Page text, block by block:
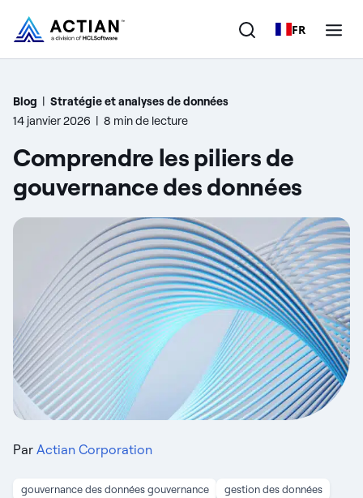
FR
Produits
Entreprise
Ressources
Blog | Stratégie et analyses de données
14 janvier 2026 | 8 min de lecture
Comprendre les piliers de
gouvernance des données
Par Actian Corporation
gouvernance des données gouvernance
gestion des données